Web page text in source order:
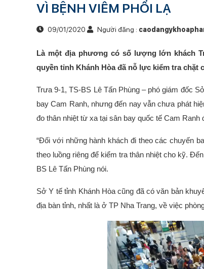
VÌ BỆNH VIÊM PHỔI LẠ
09/01/2020 Người đăng :
Là một địa phương có số lượng lớn khách
quyền tỉnh Khánh Hòa đã nỗ lực kiểm tra chặt
Trưa 9-1, TS-BS Lê Tấn Phùng – phó giám đốc
bay Cam Ranh, nhưng đến nay vẫn chưa phát
đo thân nhiệt từ xa tại sân bay quốc tế Cam
“Đối với những hành khách đi theo các chuyến
theo luồng riêng để kiểm tra thân nhiệt cho kỹ.
BS Lê Tấn Phùng nói.
Sở Y tế tỉnh Khánh Hòa cũng đã có văn bản
địa bàn tỉnh, nhất là ở TP Nha Trang, về việc